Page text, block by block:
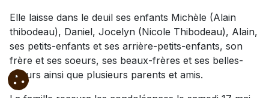
Elle laisse dans le deuil ses enfants Michèle (Alain
thibodeau), Daniel, Jocelyn (Nicole Thibodeau), Alain,
ses petits-enfants et ses arrière-petits-enfants, son
frère et ses soeurs, ses beaux-frères et ses belles-
soeurs ainsi que plusieurs parents et amis.